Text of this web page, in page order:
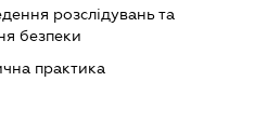
розслідувань та
безпеки
практика